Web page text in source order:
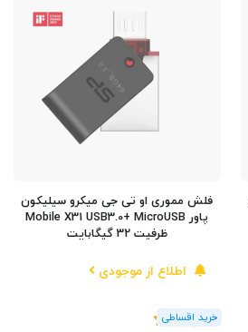
فلش مموری او تی جی میکرو سیلیکون
پاور Mobile X31 USB3.0+ MicroUSB
ظرفیت 32 گیگابایت
اطلاع از موجودی
(1رای)
5